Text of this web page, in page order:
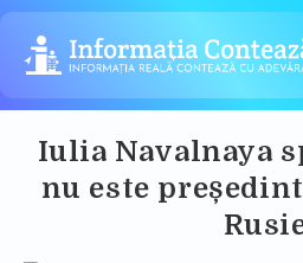
Skip
content
Iulia Navalnaya
nu este